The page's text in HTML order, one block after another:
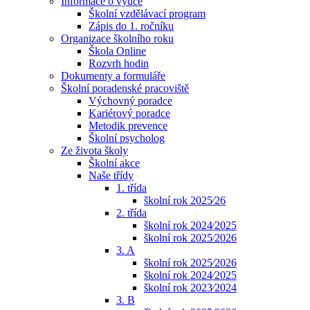
Školní vzdělávací program
Zápis do 1. ročníku
Organizace školního roku
Škola Online
Rozvrh hodin
Dokumenty a formuláře
Školní poradenské pracoviště
Výchovný poradce
Kariérový poradce
Metodik prevence
Školní psycholog
Ze života školy
Školní akce
Naše třídy
1. třída
školní rok 2025⁄26
2. třída
školní rok 2024⁄2025
školní rok 2025⁄2026
3. A
školní rok 2025⁄2026
školní rok 2024⁄2025
školní rok 2023⁄2024
3. B